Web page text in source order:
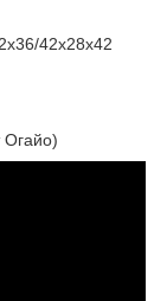
42х28х42
Огайо)